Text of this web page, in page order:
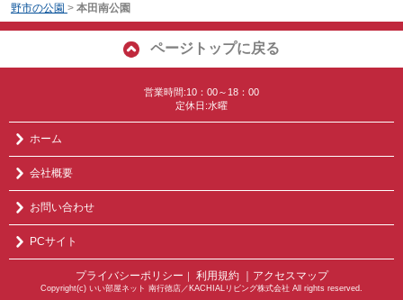
野市の公園 > 本田南公園
ページトップに戻る
営業時間:10：00～18：00
定休日:水曜
ホーム
会社概要
お問い合わせ
PCサイト
プライバシーポリシー ｜ 利用規約 ｜アクセスマップ
Copyright(c) いい部屋ネット 南行徳店／KACHIALリビング株式会社 All rights reserved.